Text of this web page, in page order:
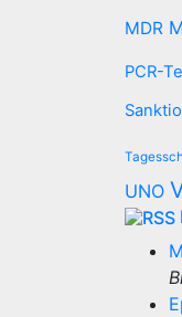
MDR
PCR-
UNO